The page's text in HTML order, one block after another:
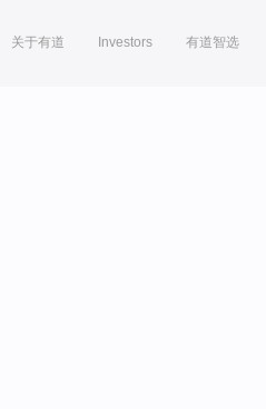
关于有道 Investors 有道智选